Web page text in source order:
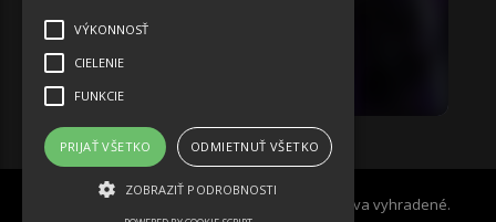
© 2006-2026 České modelky s.r.o. - Všetky práva vyhradené.
VÝKONNOSŤ
CIELENIE
FUNKCIE
PRIJAŤ VŠETKO ODMIETNUŤ VŠETKO
ZOBRAZIŤ PODROBNOSTI